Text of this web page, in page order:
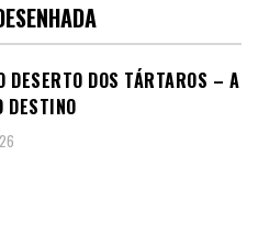
DESERTO DOS TÁRTAROS – A
DESTINO